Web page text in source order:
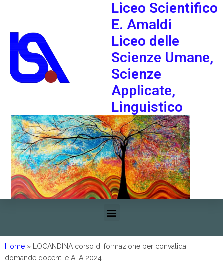
Liceo Scientifico
E. Amaldi
Liceo delle
Scienze Umane,
Scienze
Applicate,
Linguistico
Home »
LOCANDINA corso di formazione per convalida
domande docenti e ATA 2024